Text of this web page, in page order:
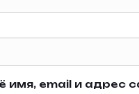
имя, email и адрес